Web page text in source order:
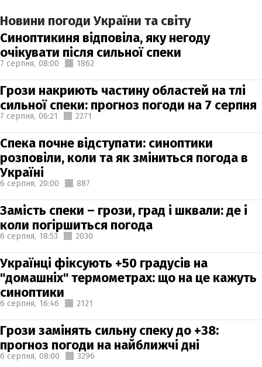
Новини погоди України та світу
Синоптикиня відповіла, яку негоду
очікувати після сильної спеки
7 серпня, 08:00 1862
Грози накриють частину областей на тлі
сильної спеки: прогноз погоди на 7 серпня
7 серпня, 06:21 2271
Спека почне відступати: синоптики
розповіли, коли та як зміниться погода в
Україні
6 серпня, 20:00 887
Замість спеки – грози, град і шквали: де і
коли погіршиться погода
6 серпня, 18:53 2030
Українці фіксують +50 градусів на
"домашніх" термометрах: що на це кажуть
синоптики
6 серпня, 16:46 2121
Грози замінять сильну спеку до +38:
прогноз погоди на найближчі дні
6 серпня, 08:00 3296